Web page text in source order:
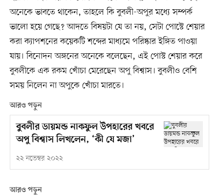
অনেকে ভাবতে থাকেন, তাহলে কি বুবলী-অপুর মধ্যে সম্পর্ক
ভালো হয়ে গেছে? আদতে বিষয়টা যে তা নয়, সেটা পোস্টে শেয়ার
করা ক্যাপশনের কয়েকটি শব্দের মাধ্যমে পরিষ্কার ইঙ্গিত পাওয়া
যায়। বিনোদন অঙ্গনের অনেকে বলেছেন, এই পোস্ট শেয়ার করে
বুবলীকে এক রকম খোঁচা মেরেছেন অপু বিশ্বাস। বুবলীও বেশি
সময় নিলেন না অপুকে খোঁচা মারতে।
আরও পড়ুন
বুবলীর ডায়মন্ড নাকফুল উপহারের খবরে
অপু বিশ্বাস লিখলেন, ‘কী যে মজা’
২২ নভেম্বর ২০২২
আরও পড়ুন